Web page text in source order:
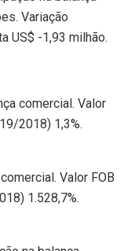
Variação
US$ -1,93 milhão.
comercial. Valor
2018) 1,3%.
Valor FOB
1.528,7%.